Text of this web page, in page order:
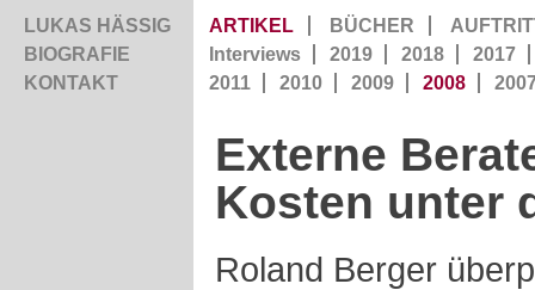
LUKAS HÄSSIG
BIOGRAFIE
KONTAKT
ARTIKEL BÜCHER
Interviews
2019 2018
2017
2011
2010 2009 2008
Externe
Kosten unter
Roland Berger